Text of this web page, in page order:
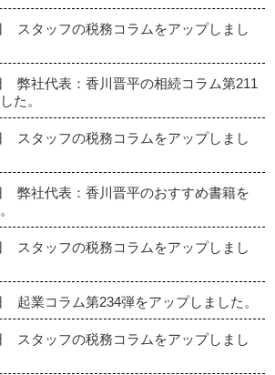
スタッフの税務コラムをアップしまし
弊社代表：香川晋平の相続コラム第211
た。
スタッフの税務コラムをアップしまし
弊社代表：香川晋平のおすすめ書籍を
スタッフの税務コラムをアップしまし
起業コラム第234弾をアップしました。
スタッフの税務コラムをアップしまし